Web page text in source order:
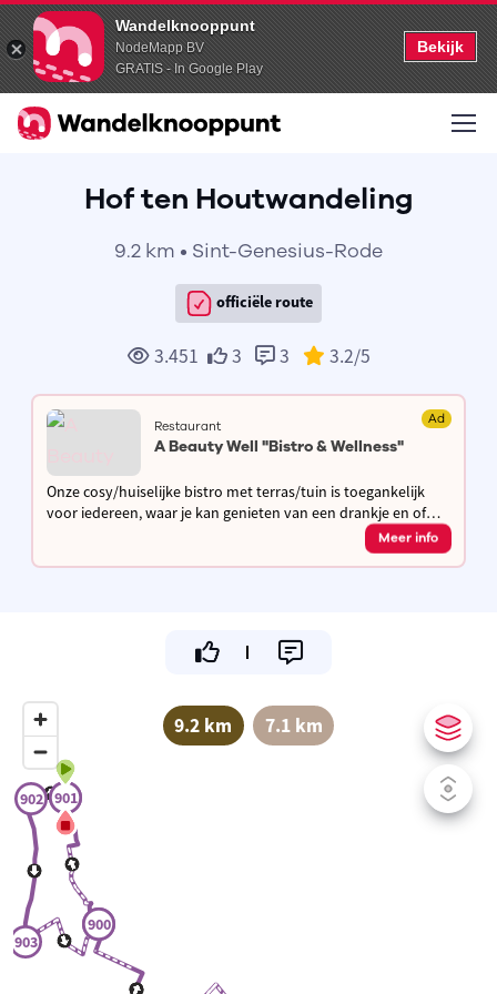
Wandelknooppunt
NodeMapp BV
GRATIS - In Google Play
Bekijk
Hof ten Houtwandeling
9.2 km • Sint-Genesius-Rode
officiële route
3.451 3 3 3.2/5
Restaurant Ad
A Beauty Well "Bistro & Wellness"
Onze cosy/huiselijke bistro met terras/tuin is toegankelijk
voor iedereen, waar je kan genieten van een drankje en of
Meer info
9.2 km 7.1 km
901
902
903
900
900
901